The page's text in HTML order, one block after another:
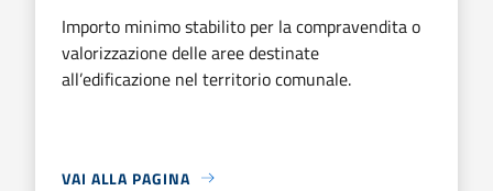
Importo minimo stabilito per la compravendita o
valorizzazione delle aree destinate
all’edificazione nel territorio comunale.
VAI ALLA PAGINA